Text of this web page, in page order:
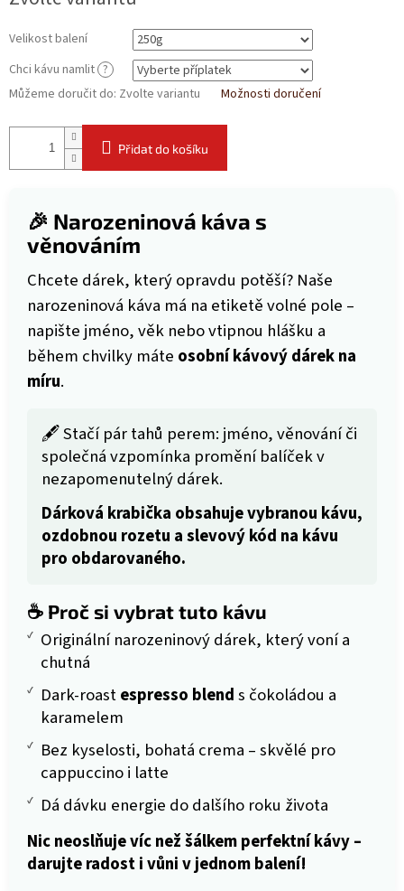
Velikost balení
Chci kávu namlit ?
Můžeme doručit do: Zvolte variantu Možnosti doručení
Přidat do košíku
🎉 Narozeninová káva s
věnováním
Chcete dárek, který opravdu potěší? Naše
narozeninová káva má na etiketě volné pole –
napište jméno, věk nebo vtipnou hlášku a
během chvilky máte osobní kávový dárek na
míru.
🖋️ Stačí pár tahů perem: jméno, věnování či
společná vzpomínka promění balíček v
nezapomenutelný dárek.
Dárková krabička obsahuje vybranou kávu,
ozdobnou rozetu a slevový kód na kávu
pro obdarovaného.
☕ Proč si vybrat tuto kávu
✓ Originální narozeninový dárek, který voní a
chutná
✓ Dark-roastespresso blends čokoládou a
karamelem
✓
Bez kyselosti, bohatá crema – skvělé pro
cappuccino i latte
✓
Dá dávku energie do dalšího roku života
Nic neoslňuje víc než šálkem perfektní kávy –
darujte radost i vůni v jednom balení!